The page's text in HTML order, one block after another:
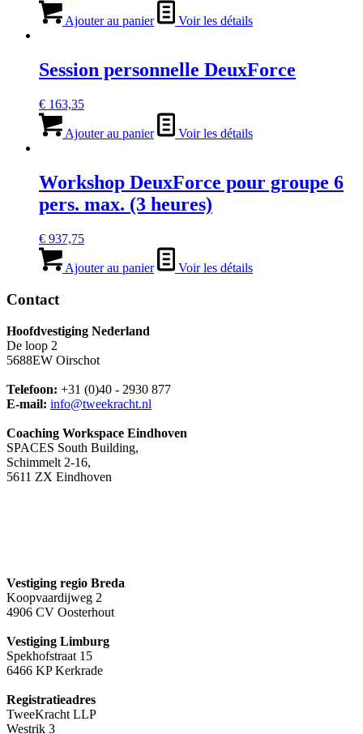
Ajouter au panier Voir les détails
Session personnelle DeuxForce
€ 163,35
Ajouter au panier Voir les détails
Workshop DeuxForce pour groupe 6
pers. max. (3 heures)
€ 937,75
Ajouter au panier Voir les détails
Contact
Hoofdvestiging Nederland
De loop 2
5688EW Oirschot
Telefoon: +31 (0)40 - 2930 877
E-mail: info@tweekracht.nl
Coaching Workspace Eindhoven
SPACES South Building,
Schimmelt 2-16,
5611 ZX Eindhoven
Vestiging regio Breda
Koopvaardijweg 2
4906 CV Oosterhout
Vestiging Limburg
Spekhofstraat 15
6466 KP Kerkrade
Registratieadres
TweeKracht LLP
Westrik 3